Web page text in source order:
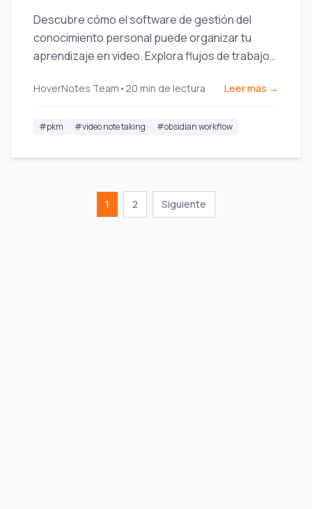
Descubre cómo el software de gestión del
conocimiento personal puede organizar tu
aprendizaje en video. Explora flujos de trabajo
herramientas PKM como Obsidian.
HoverNotes Team • 20 min de lectura Leer más →
#pkm #video note taking #obsidian workflow
1 2 Siguiente